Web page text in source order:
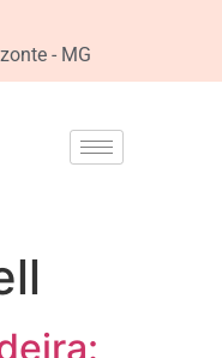
- MG